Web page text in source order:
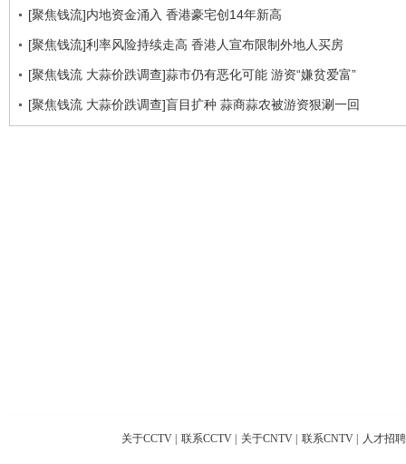
[聚焦钱流]内地资金涌入 香港豪宅创14年新高
[聚焦钱流]利率风险持续走高 香港人宣布限制外地人买房
[聚焦钱流 大蒜价跌调查]蒜市仍有恶化可能 游资“嫌贫爱富”
[聚焦钱流 大蒜价跌调查]盲目扩种 蒜商蒜农被游资狠涮一回
关于CCTV 联系CCTV 关于CNTV 联系CNTV 人才招聘